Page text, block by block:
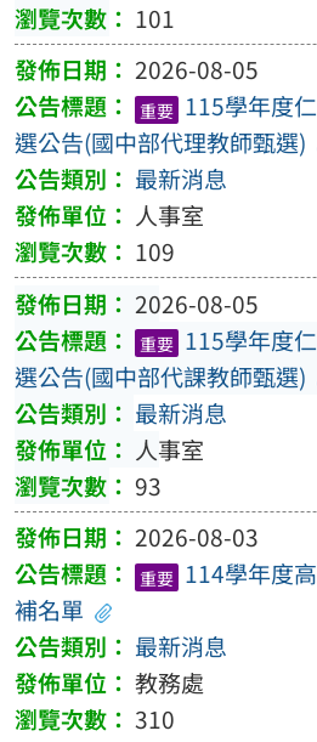
101
2026-08-05
重要 115學年度
選公告(國中部代理教師甄選)
最新消息
人事室
109
2026-08-05
重要 115學年度
選公告(國中部代課教師甄選)
最新消息
人事室
93
2026-08-03
重要 114學年度
補名單
最新消息
教務處
310